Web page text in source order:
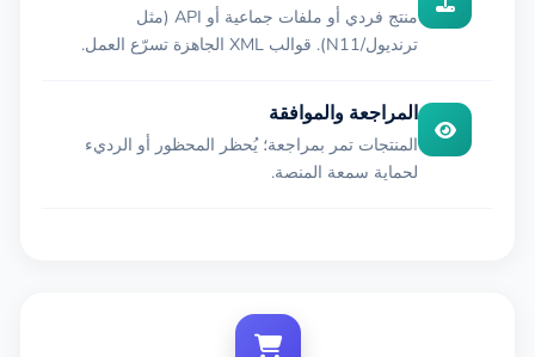
منتج فردي أو ملفات جماعية أو API (مثل
ترنديول/N11). قوالب XML الجاهزة تسرّع العمل.
المراجعة والموافقة
المنتجات تمر بمراجعة؛ يُحظر المحظور أو الرديء
لحماية سمعة المنصة.